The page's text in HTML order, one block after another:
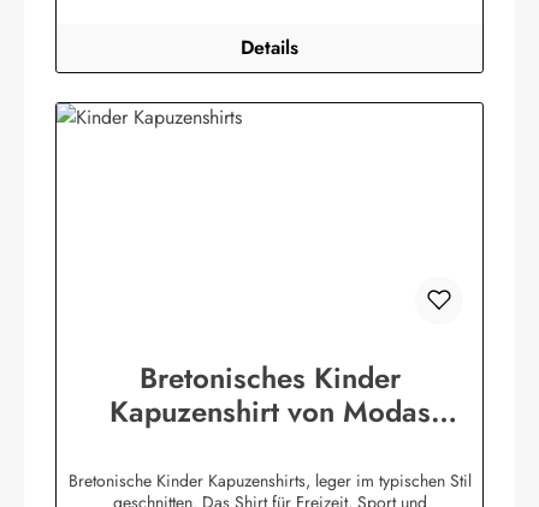
Details
Bretonisches Kinder
Kapuzenshirt von Modas
Bretonische Kinder Kapuzenshirts, leger im typischen Stil